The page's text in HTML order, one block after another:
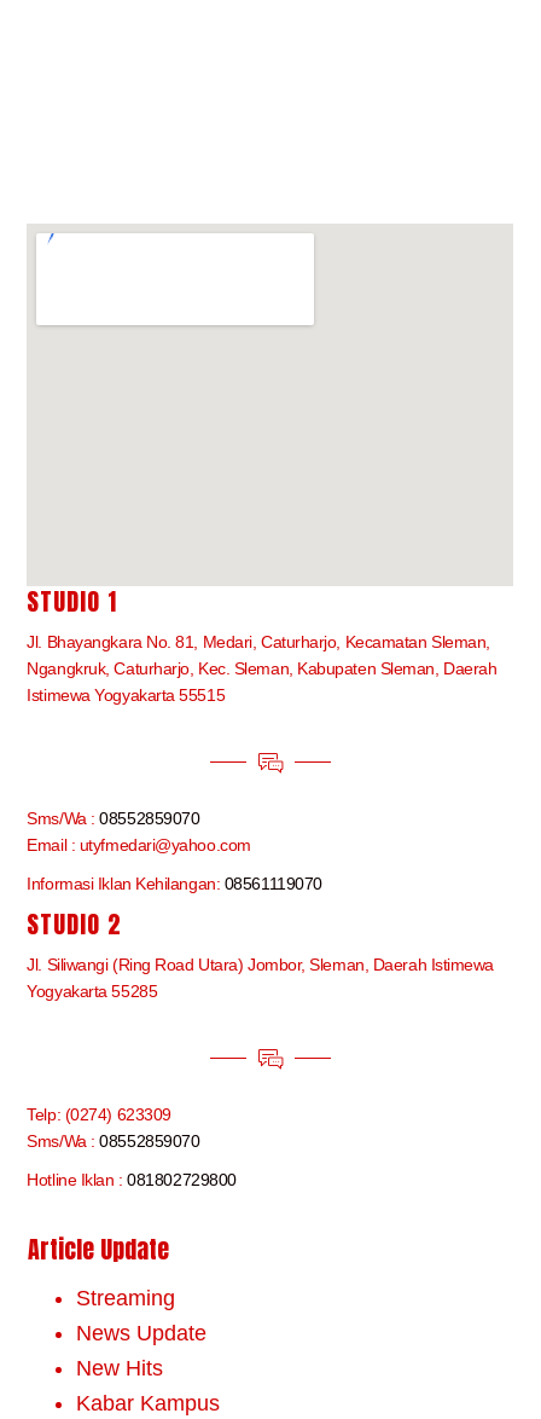
STUDIO 1
Jl. Bhayangkara No. 81, Medari, Caturharjo, Kecamatan Sleman,
Ngangkruk, Caturharjo, Kec. Sleman, Kabupaten Sleman, Daerah
Istimewa Yogyakarta 55515
Sms/Wa :08552859070
Email : utyfmedari@yahoo.com
Informasi Iklan Kehilangan: 08561119070
STUDIO 2
Jl. Siliwangi (Ring Road Utara) Jombor, Sleman, Daerah Istimewa
Yogyakarta 55285
Telp: (0274) 623309
Sms/Wa :08552859070
Hotline Iklan :081802729800
Article Update
Streaming
News Update
New Hits
Kabar Kampus